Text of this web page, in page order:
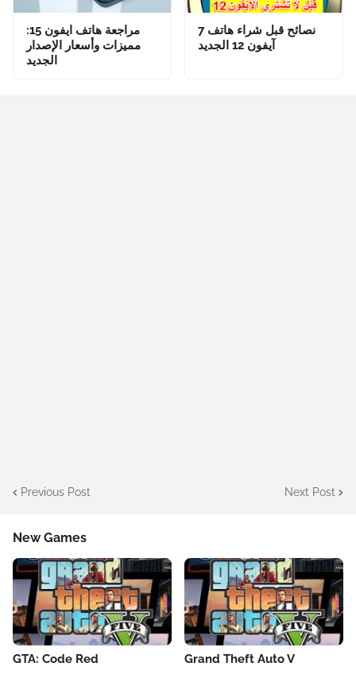
مراجعة هاتف ايفون 15:
مميزات وأسعار الإصدار
الجديد
7 نصائح قبل شراء هاتف
آيفون 12 الجديد
Previous Post Next Post
New Games
GTA: Code Red Grand Theft Auto V